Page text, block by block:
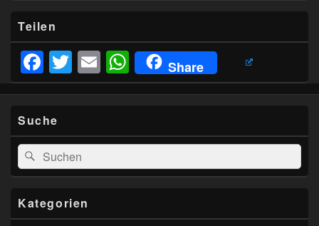
Teilen
Facebook
Twitter
EmailWhatsApp
Share
Suche
Suchen
nach:
Suchen
Kategorien